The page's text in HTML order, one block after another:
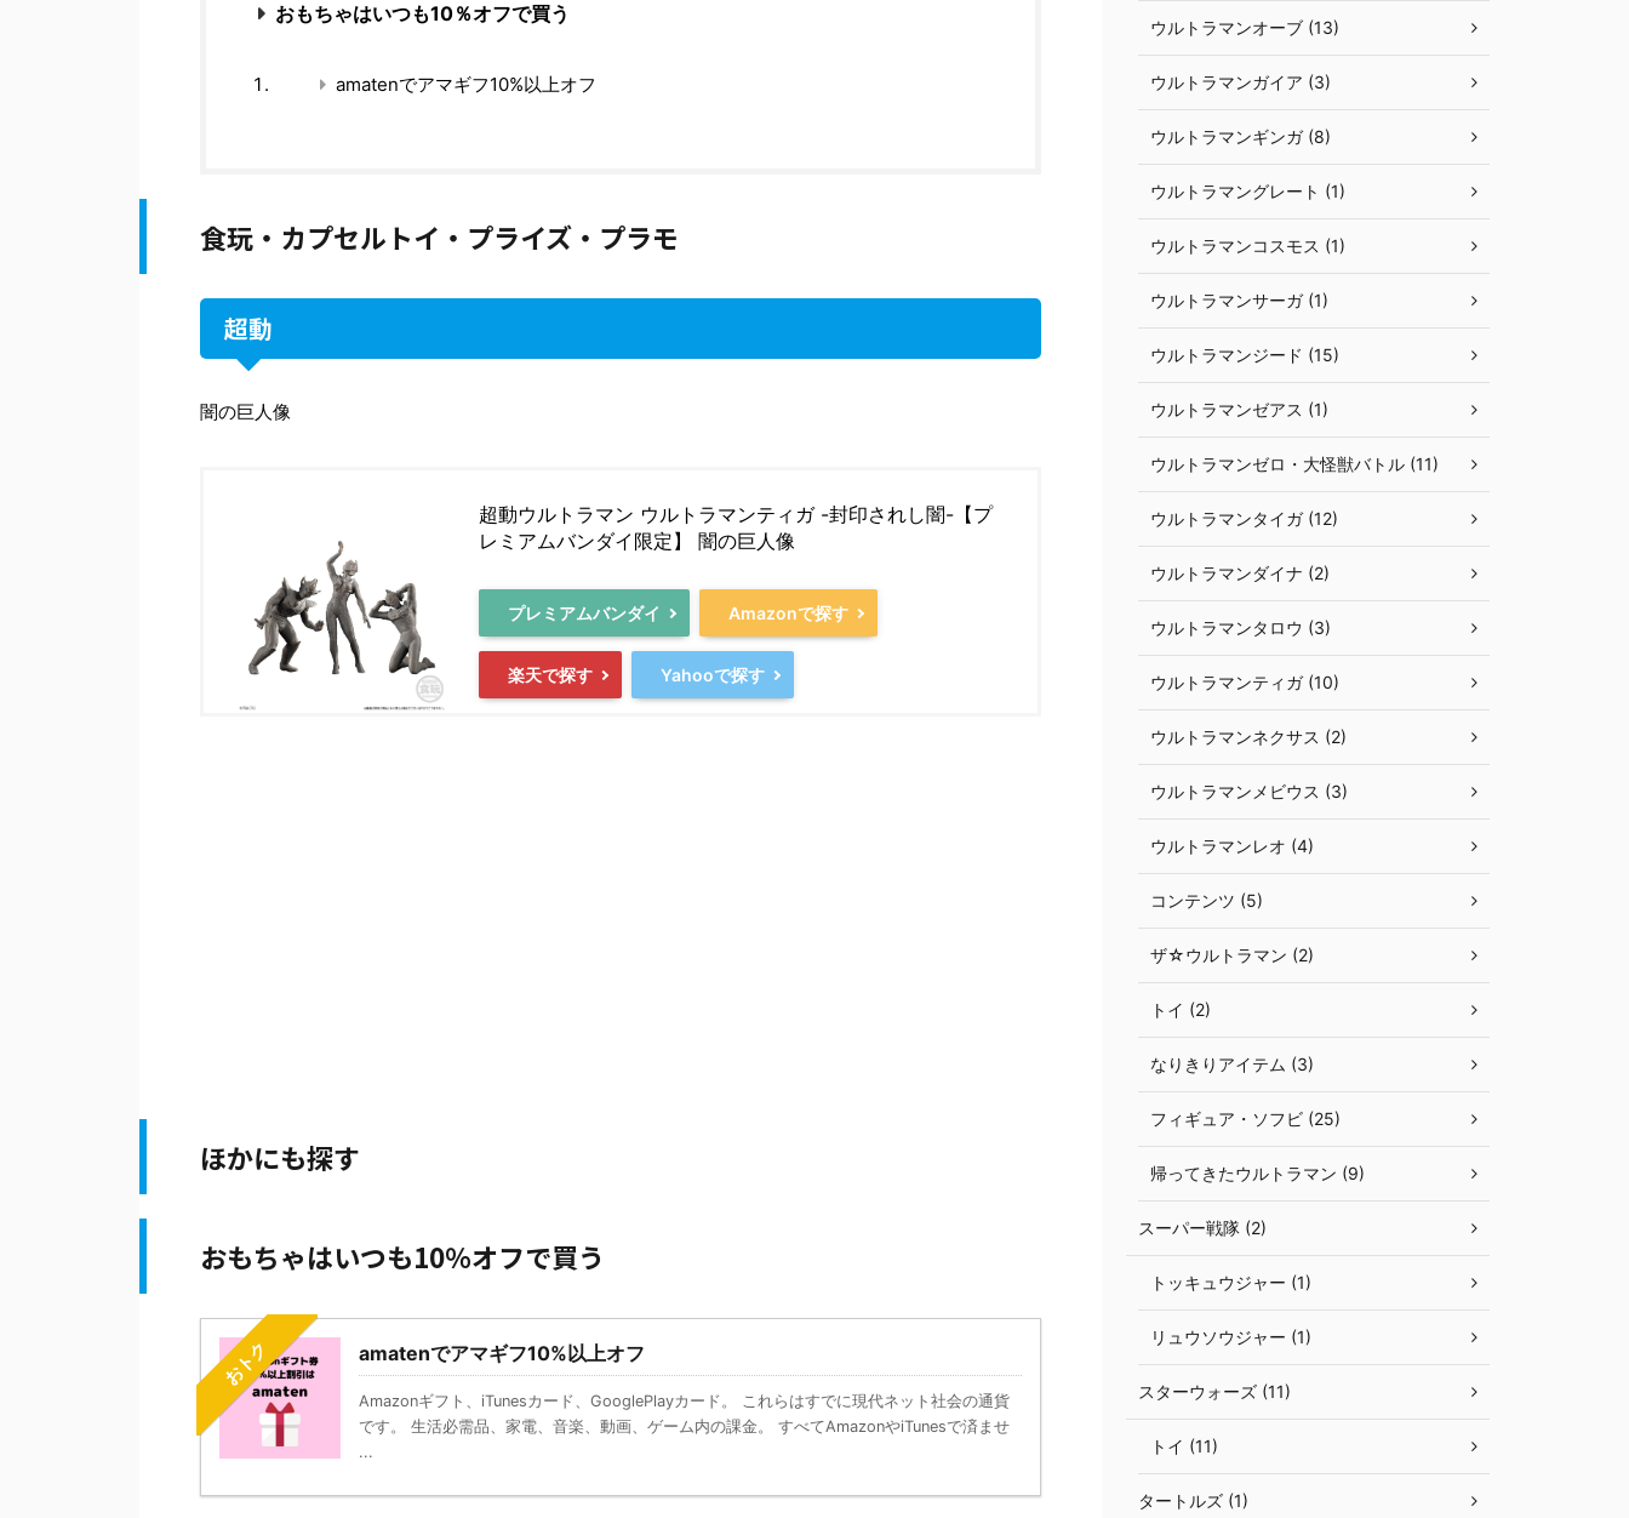
おもちゃはいつも10％オフで買う
amatenでアマギフ10%以上オフ
食玩・カプセルトイ・プライズ・プラモ
超動
闇の巨人像
超動ウルトラマン ウルトラマンティガ -封印されし闇-【プ
レミアムバンダイ限定】 闇の巨人像
プレミアムバンダイ Amazonで探す
楽天で探す Yahooで探す
ほかにも探す
おもちゃはいつも10％オフで買う
おトク amatenでアマギフ10%以上オフ
Amazonギフト、iTunesカード、GooglePlayカード。 これらはすでに現代ネット社会の通貨
です。 生活必需品、家電、音楽、動画、ゲーム内の課金。 すべてAmazonやiTunesで済ませ
...
ウルトラマンオーブ (13)
ウルトラマンガイア (3)
ウルトラマンギンガ (8)
ウルトラマングレート (1)
ウルトラマンコスモス (1)
ウルトラマンサーガ (1)
ウルトラマンジード (15)
ウルトラマンゼアス (1)
ウルトラマンゼロ・大怪獣バトル (11)
ウルトラマンタイガ (12)
ウルトラマンダイナ (2)
ウルトラマンタロウ (3)
ウルトラマンティガ (10)
ウルトラマンネクサス (2)
ウルトラマンメビウス (3)
ウルトラマンレオ (4)
コンテンツ (5)
ザ☆ウルトラマン (2)
トイ (2)
なりきりアイテム (3)
フィギュア・ソフビ (25)
帰ってきたウルトラマン (9)
スーパー戦隊 (2)
トッキュウジャー (1)
リュウソウジャー (1)
スターウォーズ (11)
トイ (11)
タートルズ (1)